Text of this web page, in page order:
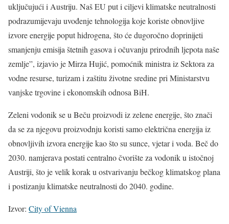
uključujući i Austriju. Naš EU put i ciljevi klimatske neutralnosti
podrazumijevaju uvođenje tehnologija koje koriste obnovljive
izvore energije poput hidrogena, što će dugoročno doprinijeti
smanjenju emisija štetnih gasova i očuvanju prirodnih ljepota naše
zemlje”, izjavio je Mirza Hujić, pomoćnik ministra iz Sektora za
vodne resurse, turizam i zaštitu životne sredine pri Ministarstvu
vanjske trgovine i ekonomskih odnosa BiH.
Zeleni vodonik se u Beču proizvodi iz zelene energije, što znači
da se za njegovu proizvodnju koristi samo električna energija iz
obnovljivih izvora energije kao što su sunce, vjetar i voda. Beč do
2030. namjerava postati centralno čvorište za vodonik u istočnoj
Austriji, što je velik korak u ostvarivanju bečkog klimatskog plana
i postizanju klimatske neutralnosti do 2040. godine.
Izvor: City of Vienna